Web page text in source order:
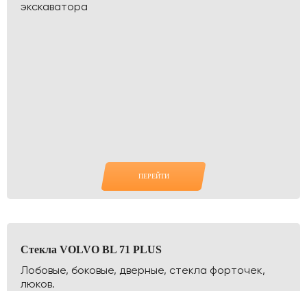
экскаватора
ПЕРЕЙТИ
Стекла VOLVO BL 71 PLUS
Лобовые, боковые, дверные, стекла форточек,
люков.